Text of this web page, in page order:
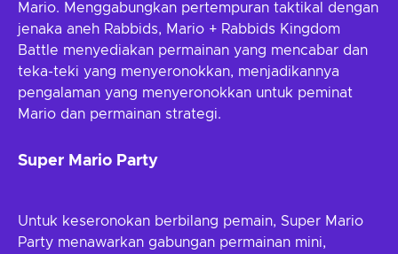
Mario. Menggabungkan pertempuran taktikal dengan
jenaka aneh Rabbids, Mario + Rabbids Kingdom
Battle menyediakan permainan yang mencabar dan
teka-teki yang menyeronokkan, menjadikannya
pengalaman yang menyeronokkan untuk peminat
Mario dan permainan strategi.
Super Mario Party
Untuk keseronokan berbilang pemain, Super Mario
Party menawarkan gabungan permainan mini,